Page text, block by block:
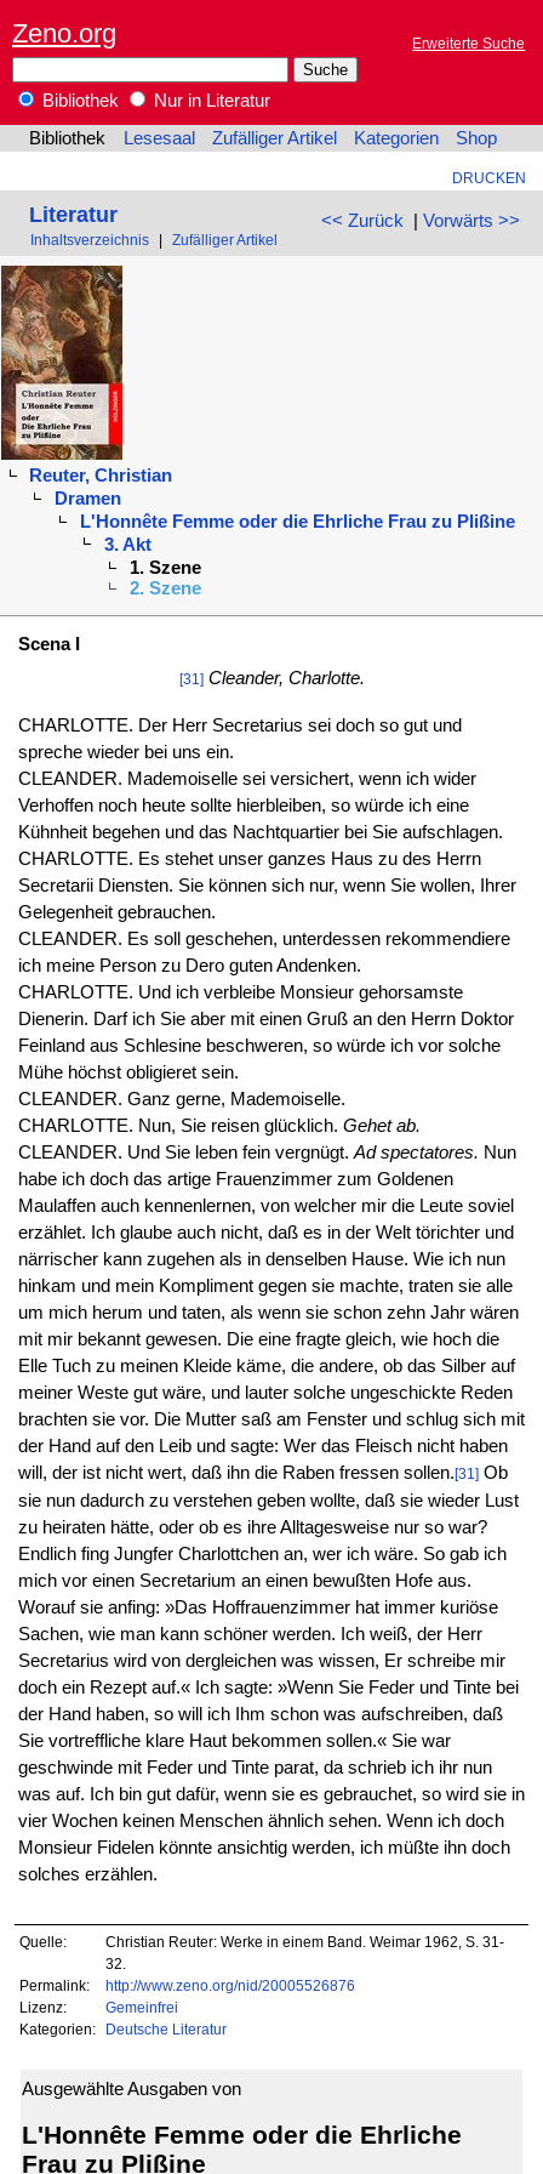
Zeno.org Erweiterte Suche
Bibliothek
Nur in Literatur
Bibliothek
Lesesaal Zufälliger Artikel Kategorien Shop
DRUCKEN
<< Zurück | Vorwärts >>
Literatur
Inhaltsverzeichnis Zufälliger Artikel
Reuter, Christian
Dramen
L'Honnête Femme oder die Ehrliche Frau zu Plißine
3. Akt
1. Szene
2. Szene
Scena I
[31] Cleander, Charlotte.
CHARLOTTE. Der Herr Secretarius sei doch so gut und
spreche wieder bei uns ein.
CLEANDER. Mademoiselle sei versichert, wenn ich wider
Verhoffen noch heute sollte hierbleiben, so würde ich eine
Kühnheit begehen und das Nachtquartier bei Sie aufschlagen.
CHARLOTTE. Es stehet unser ganzes Haus zu des Herrn
Secretarii Diensten. Sie können sich nur, wenn Sie wollen, Ihrer
Gelegenheit gebrauchen.
CLEANDER. Es soll geschehen, unterdessen rekommendiere
ich meine Person zu Dero guten Andenken.
CHARLOTTE. Und ich verbleibe Monsieur gehorsamste
Dienerin. Darf ich Sie aber mit einen Gruß an den Herrn Doktor
Feinland aus Schlesine beschweren, so würde ich vor solche
Mühe höchst obligieret sein.
CLEANDER. Ganz gerne, Mademoiselle.
CHARLOTTE. Nun, Sie reisen glücklich. Gehet ab.
CLEANDER. Und Sie leben fein vergnügt. Ad spectatores. Nun
habe ich doch das artige Frauenzimmer zum Goldenen
Maulaffen auch kennenlernen, von welcher mir die Leute soviel
erzählet. Ich glaube auch nicht, daß es in der Welt törichter und
närrischer kann zugehen als in denselben Hause. Wie ich nun
hinkam und mein Kompliment gegen sie machte, traten sie alle
um mich herum und taten, als wenn sie schon zehn Jahr wären
mit mir bekannt gewesen. Die eine fragte gleich, wie hoch die
Elle Tuch zu meinen Kleide käme, die andere, ob das Silber auf
meiner Weste gut wäre, und lauter solche ungeschickte Reden
brachten sie vor. Die Mutter saß am Fenster und schlug sich mit
der Hand auf den Leib und sagte: Wer das Fleisch nicht haben
will, der ist nicht wert, daß ihn die Raben fressen sollen.[31]Ob
sie nun dadurch zu verstehen geben wollte, daß sie wieder Lust
zu heiraten hätte, oder ob es ihre Alltagesweise nur so war?
Endlich fing Jungfer Charlottchen an, wer ich wäre. So gab ich
mich vor einen Secretarium an einen bewußten Hofe aus.
Worauf sie anfing: »Das Hoffrauenzimmer hat immer kuriöse
Sachen, wie man kann schöner werden. Ich weiß, der Herr
Secretarius wird von dergleichen was wissen, Er schreibe mir
doch ein Rezept auf.« Ich sagte: »Wenn Sie Feder und Tinte bei
der Hand haben, so will ich Ihm schon was aufschreiben, daß
Sie vortreffliche klare Haut bekommen sollen.« Sie war
geschwinde mit Feder und Tinte parat, da schrieb ich ihr nun
was auf. Ich bin gut dafür, wenn sie es gebrauchet, so wird sie in
vier Wochen keinen Menschen ähnlich sehen. Wenn ich doch
Monsieur Fidelen könnte ansichtig werden, ich müßte ihn doch
solches erzählen.
Quelle:
Christian Reuter: Werke in einem Band. Weimar 1962, S. 31-
32.
Permalink:
http://www.zeno.org/nid/20005526876
Lizenz:
Gemeinfrei
Kategorien:
Deutsche Literatur
Ausgewählte Ausgaben von
L'Honnête Femme oder die Ehrliche
Frau zu Plißine